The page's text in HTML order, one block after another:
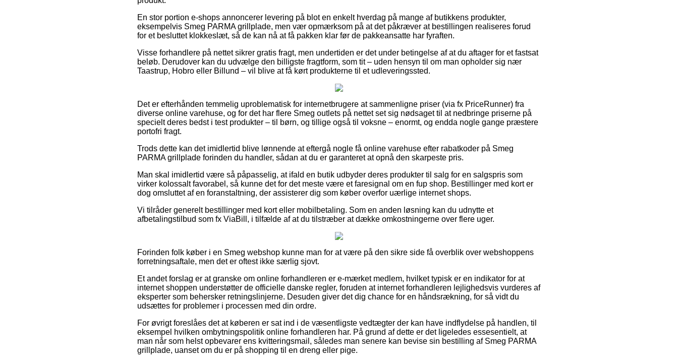
En stor portion e-shops annoncerer levering på blot en enkelt hverdag på mange af butikkens produkter,
eksempelvis Smeg PARMA grillplade, men vær opmærksom på at det påkræver at bestillingen realiseres forud
for et besluttet klokkeslæt, så de kan nå at få pakken klar før de pakkeansatte har fyraften.
Visse forhandlere på nettet sikrer gratis fragt, men undertiden er det under betingelse af at du aftager for et fastsat
beløb. Derudover kan du udvælge den billigste fragtform, som tit – uden hensyn til om man opholder sig nær
Taastrup, Hobro eller Billund – vil blive at få kørt produkterne til et udleveringssted.
Det er efterhånden temmelig uproblematisk for internetbrugere at sammenligne priser (via fx PriceRunner) fra
diverse online varehuse, og for det har flere Smeg outlets på nettet set sig nødsaget til at nedbringe priserne på
specielt deres bedst i test produkter – til børn, og tillige også til voksne – enormt, og endda nogle gange præstere
portofri fragt.
Trods dette kan det imidlertid blive lønnende at eftergå nogle få online varehuse efter rabatkoder på Smeg
PARMA grillplade forinden du handler, sådan at du er garanteret at opnå den skarpeste pris.
Man skal imidlertid være så påpasselig, at ifald en butik udbyder deres produkter til salg for en salgspris som
virker kolossalt favorabel, så kunne det for det meste være et faresignal om en fup shop. Bestillinger med kort er
dog omsluttet af en foranstaltning, der assisterer dig som køber overfor uærlige internet shops.
Vi tilråder generelt bestillinger med kort eller mobilbetaling. Som en anden løsning kan du udnytte et
afbetalingstilbud som fx ViaBill, i tilfælde af at du tilstræber at dække omkostningerne over flere uger.
Forinden folk køber i en Smeg webshop kunne man for at være på den sikre side få overblik over webshoppens
forretningsaftale, men det er oftest ikke særlig sjovt.
Et andet forslag er at granske om online forhandleren er e-mærket medlem, hvilket typisk er en indikator for at
internet shoppen understøtter de officielle danske regler, foruden at internet forhandleren lejlighedsvis vurderes af
eksperter som behersker retningslinjerne. Desuden giver det dig chance for en håndsrækning, for så vidt du
udsættes for problemer i processen med din ordre.
For øvrigt foreslåes det at køberen er sat ind i de væsentligste vedtægter der kan have indflydelse på handlen, til
eksempel hvilken ombytningspolitik online forhandleren har. På grund af dette er det ligeledes essesentielt, at
man når som helst opbevarer ens kvitteringsmail, således man senere kan bevise sin bestilling af Smeg PARMA
grillplade, uanset om du er på shopping til en dreng eller pige.